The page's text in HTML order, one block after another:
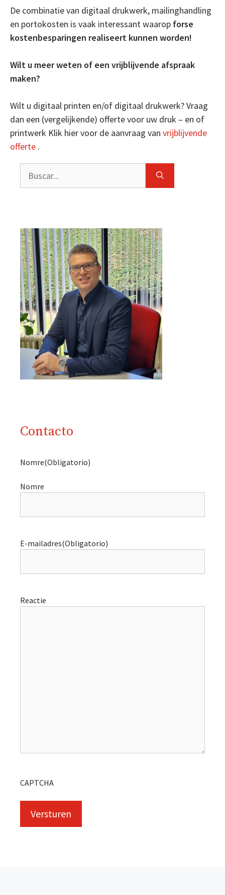
De combinatie van digitaal drukwerk, mailinghandling
en portokosten is vaak interessant waarop forse
kostenbesparingen realiseert kunnen worden!
Wilt u meer weten of een vrijblijvende afspraak
maken?
Wilt u digitaal printen en/of digitaal drukwerk? Vraag
dan een (vergelijkende) offerte voor uw druk – en of
printwerk Klik hier voor de aanvraag van vrijblijvende
offerte .
Contacto
Nomre(Obligatorio)
Nomre
E-mailadres(Obligatorio)
Reactie
CAPTCHA